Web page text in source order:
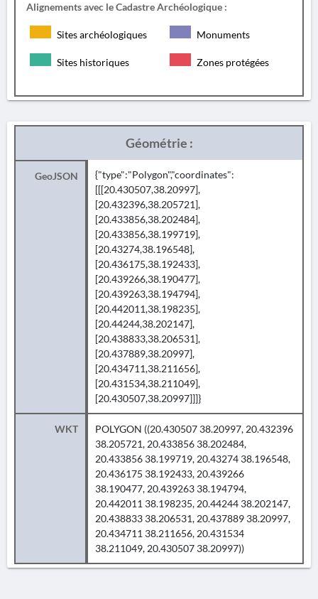
Alignements avec le Cadastre Archéologique :
Sites archéologiques Monuments
Sites historiques Zones protégées
Géométrie :
GeoJSON
{"type":"Polygon","coordinates":
[[[20.430507,38.20997],
[20.432396,38.205721],
[20.433856,38.202484],
[20.433856,38.199719],
[20.43274,38.196548],
[20.436175,38.192433],
[20.439266,38.190477],
[20.439263,38.194794],
[20.442011,38.198235],
[20.44244,38.202147],
[20.438833,38.206531],
[20.437889,38.20997],
[20.434711,38.211656],
[20.431534,38.211049],
[20.430507,38.20997]]]}
WKT
POLYGON ((20.430507 38.20997, 20.432396
38.205721, 20.433856 38.202484,
20.433856 38.199719, 20.43274 38.196548,
20.436175 38.192433, 20.439266
38.190477, 20.439263 38.194794,
20.442011 38.198235, 20.44244 38.202147,
20.438833 38.206531, 20.437889 38.20997,
20.434711 38.211656, 20.431534
38.211049, 20.430507 38.20997))